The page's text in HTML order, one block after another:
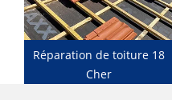
Réparation de toiture 18
Cher